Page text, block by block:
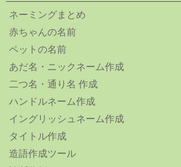
ネーミングまとめ
赤ちゃんの名前
ペットの名前
あだ名・ニックネーム作成
二つ名・通り名 作成
ハンドルネーム作成
イングリッシュネーム作成
タイトル作成
造語作成ツール